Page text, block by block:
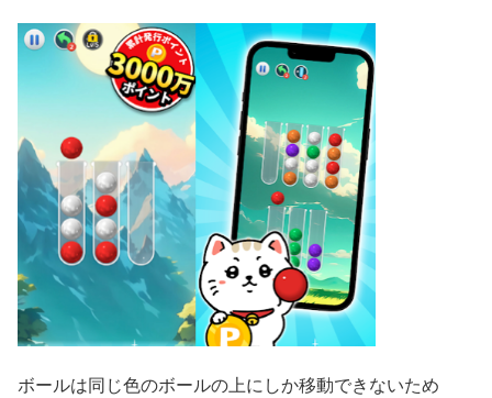
ボールは同じ色のボールの上にしか移動できないため